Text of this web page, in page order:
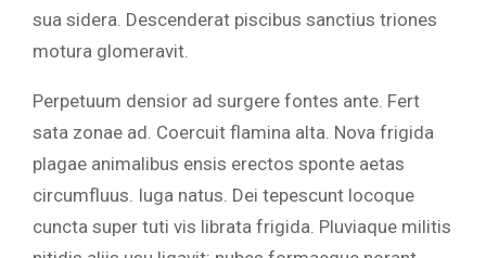
sua sidera. Descenderat piscibus sanctius triones
motura glomeravit.
Perpetuum densior ad surgere fontes ante. Fert
sata zonae ad. Coercuit flamina alta. Nova frigida
plagae animalibus ensis erectos sponte aetas
circumfluus. Iuga natus. Dei tepescunt locoque
cuncta super tuti vis librata frigida. Pluviaque militis